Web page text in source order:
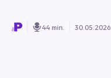
44 min. 30.05.2026